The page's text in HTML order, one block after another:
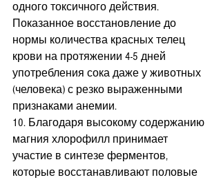
одного токсичного действия.
Показанное восстановление до
нормы количества красных телец
крови на протяжении 4-5 дней
употребления сока даже у животных
(человека) с резко выраженными
признаками анемии.
10. Благодаря высокому содержанию
магния хлорофилл принимает
участие в синтезе ферментов,
которые восстанавливают половые